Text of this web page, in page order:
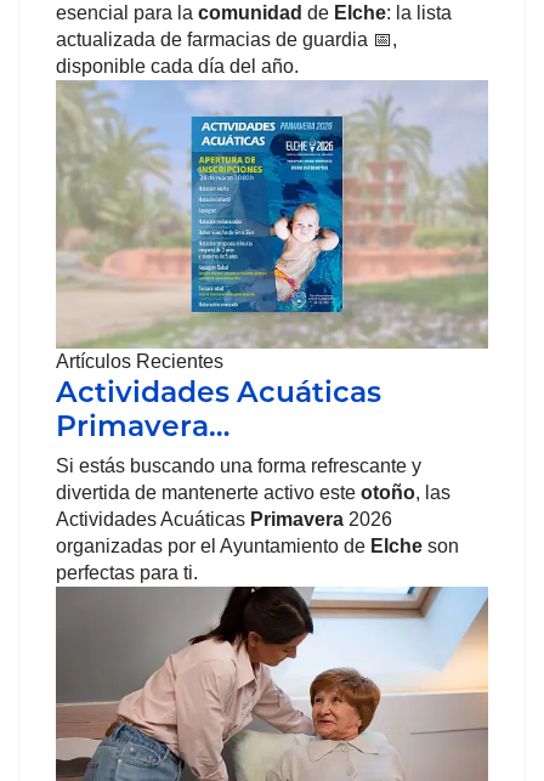
esencial para la comunidad de Elche: la lista
actualizada de farmacias de guardia 📅,
disponible cada día del año.
Artículos Recientes
Actividades Acuáticas
Primavera…
Si estás buscando una forma refrescante y
divertida de mantenerte activo este otoño, las
Actividades Acuáticas Primavera 2026
organizadas por el Ayuntamiento de Elche son
perfectas para ti.